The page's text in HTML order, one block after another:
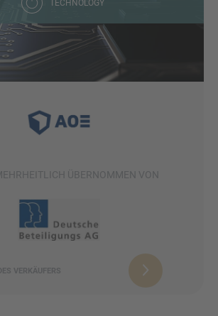
TECHNOLOGY
ÜBERNOMMEN VON
VERKÄUFERS